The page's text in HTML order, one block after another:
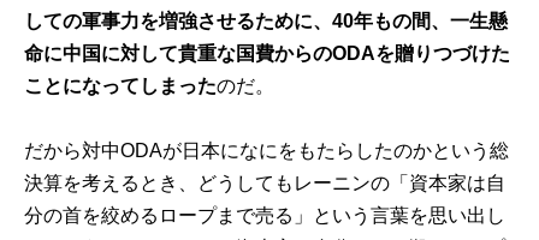
しての軍事力を増強させるために、40年もの間、一生懸
命に中国に対して貴重な国費からのODAを贈りつづけた
ことになってしまったのだ。
だから対中ODAが日本になにをもたらしたのかという総
決算を考えるとき、どうしてもレーニンの「資本家は自
分の首を絞めるロープまで売る」という言葉を思い出し